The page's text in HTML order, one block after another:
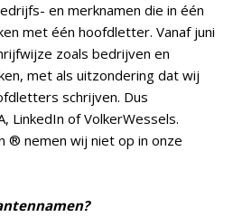
en merknamen die in één
met één hoofdletter. Vanaf juni
zoals bedrijven en
met als uitzondering dat wij
schrijven. Dus
LinkedIn of VolkerWessels.
® nemen wij niet op in onze